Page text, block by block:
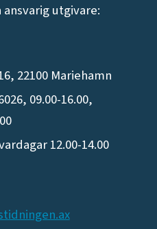
utgivare:
22100 Mariehamn
09.00-16.00,
12.00-14.00